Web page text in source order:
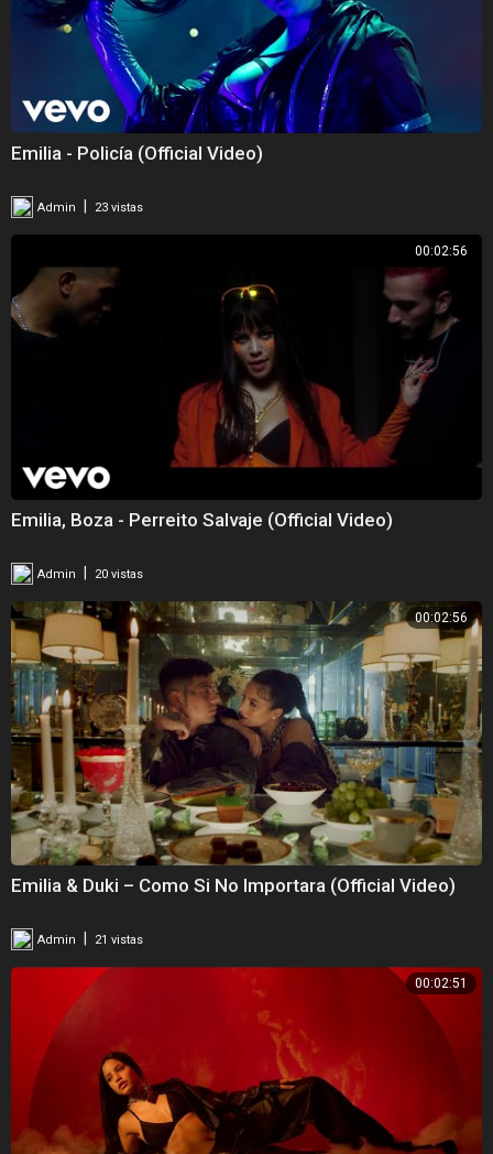
Emilia - Policía (Official Video)
Admin 23 vistas
00:02:56
Emilia, Boza - Perreito Salvaje (Official Video)
Admin | 20 vistas
00:02:56
Emilia & Duki – Como Si No Importara (Official Video)
Admin 21 vistas
00:02:51